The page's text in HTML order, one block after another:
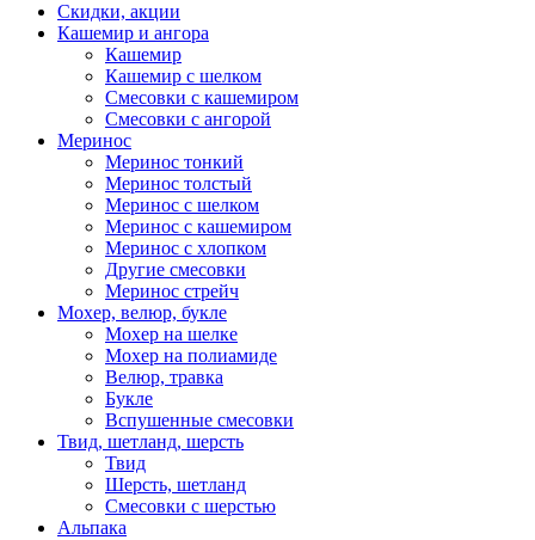
Скидки, акции
Кашемир и ангора
Кашемир
Кашемир с шелком
Смесовки с кашемиром
Смесовки с ангорой
Меринос
Меринос тонкий
Меринос толстый
Меринос с шелком
Меринос с кашемиром
Меринос с хлопком
Другие смесовки
Меринос стрейч
Мохер, велюр, букле
Мохер на шелке
Мохер на полиамиде
Велюр, травка
Букле
Вспушенные смесовки
Твид, шетланд, шерсть
Твид
Шерсть, шетланд
Смесовки с шерстью
Альпака